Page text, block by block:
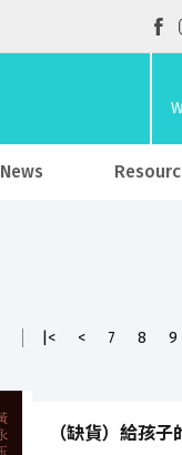
News
|< < 7 8 9
（缺貨）給孩子